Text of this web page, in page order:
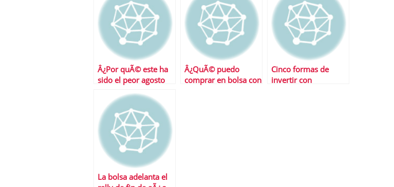
Â¿Por quÃ© este ha
sido el peor agosto
Â¿QuÃ© puedo
comprar en bolsa con
Cinco formas de
invertir con
La bolsa adelanta el